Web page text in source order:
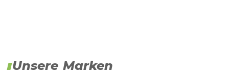
Unsere Marken